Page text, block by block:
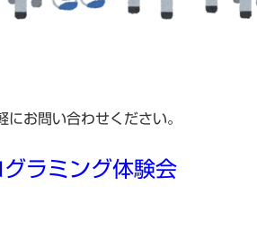
お問い合わせください。
グラミング体験会